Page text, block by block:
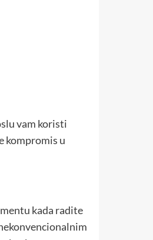
vam koristi
kompromis u
kada radite